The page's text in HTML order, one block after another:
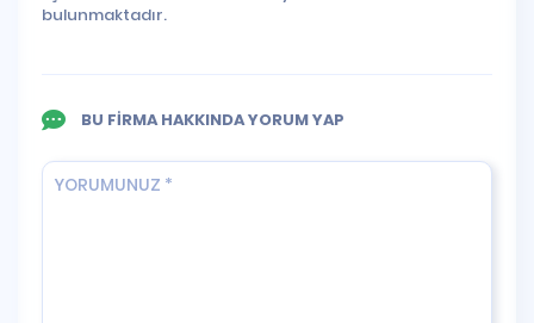
bulunmaktadır.
BU FİRMA HAKKINDA YORUM YAP